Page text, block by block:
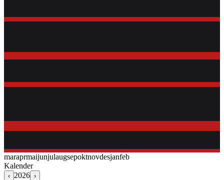
maraprmaijunjulaugsepoktnovdesjanfeb
Kalender
‹ 2026 ›